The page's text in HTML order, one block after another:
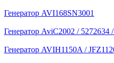
Генератор AVI168SN3001
Генератор AviC2002 / 5272634
Генератор AVIH1150A /